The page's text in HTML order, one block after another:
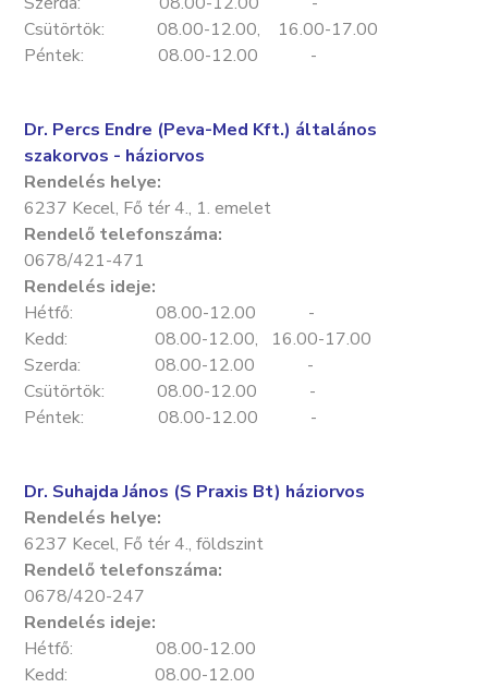
Csütörtök: 08.00-12.00, 16.00-17.00
Péntek: 08.00-12.00 -
Dr. Percs Endre (Peva-Med Kft.) általános
szakorvos - háziorvos
Rendelés helye:
6237 Kecel, Fő tér 4., 1. emelet
Rendelő telefonszáma:
0678/421-471
Rendelés ideje:
Hétfő: 08.00-12.00 -
Kedd: 08.00-12.00, 16.00-17.00
Szerda: 08.00-12.00 -
Csütörtök: 08.00-12.00 -
Péntek: 08.00-12.00 -
Dr. Suhajda János (S Praxis Bt) háziorvos
Rendelés helye:
6237 Kecel, Fő tér 4., földszint
Rendelő telefonszáma:
0678/420-247
Rendelés ideje:
Hétfő: 08.00-12.00
Kedd: 08.00-12.00